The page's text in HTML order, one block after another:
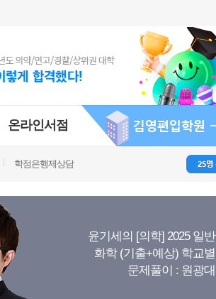
온라인서점
학점은행제상담
윤기세의 [의학] 2025 일반
화학 (기출+예상) 학교별
문제풀이 : 원광대